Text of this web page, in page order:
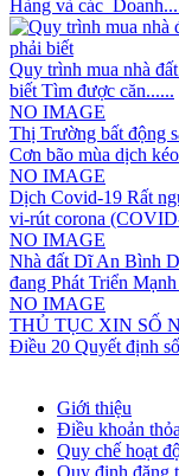
Hàng và các
Quy trình mua nhà
biết Tìm được căn......
NO IMAGE
Thị Trường bất động
Cơn bão mùa dịch
NO IMAGE
Dịch Covid-19 Rất
vi-rút corona
NO IMAGE
Nhà đất Dĩ An Bình
đang Phát Triển
NO IMAGE
THỦ TỤC XIN SỐ
Điều 20 Quyết định
Giới thiệu
Điều khoản
Quy chế hoạt